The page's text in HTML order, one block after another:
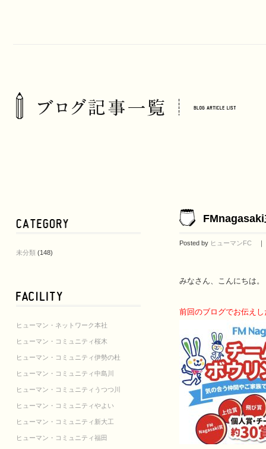
未分類 (148)
ヒューマン・ネットワーク本社
ヒューマン・コミュニティ桜木
ヒューマン・コミュニティ伊勢の杜
ヒューマン・コミュニティ中島川
ヒューマン・コミュニティうつつ川
ヒューマン・コミュニティやよい
ヒューマン・コミュニティ新大工
ヒューマン・コミュニティ福田
Posted by ヒューマンFC ｜
みなさん、こんにちは。
前回のブログでお伝えし